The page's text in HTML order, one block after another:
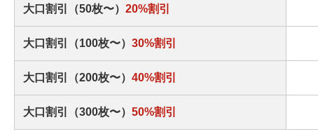
大口割引（50枚〜） 20%割引
大口割引（100枚〜） 30%割引
大口割引（200枚〜） 40%割引
大口割引（300枚〜） 50%割引